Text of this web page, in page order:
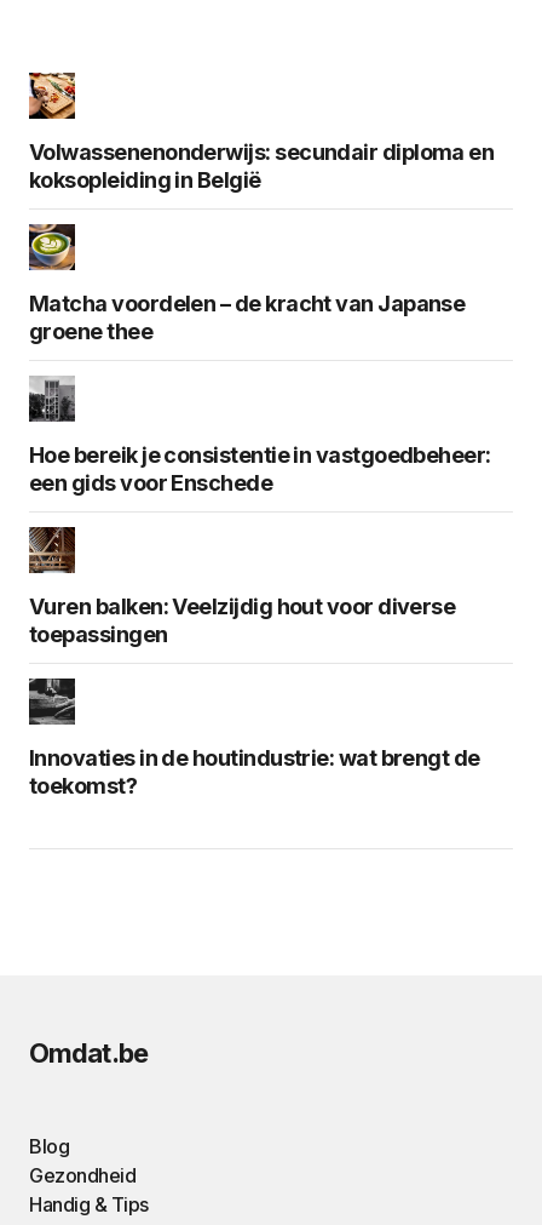
Volwassenenonderwijs: secundair diploma en
koksopleiding in België
Matcha voordelen – de kracht van Japanse
groene thee
Hoe bereik je consistentie in vastgoedbeheer:
een gids voor Enschede
Vuren balken: Veelzijdig hout voor diverse
toepassingen
Innovaties in de houtindustrie: wat brengt de
toekomst?
Omdat.be
Blog
Gezondheid
Handig & Tips